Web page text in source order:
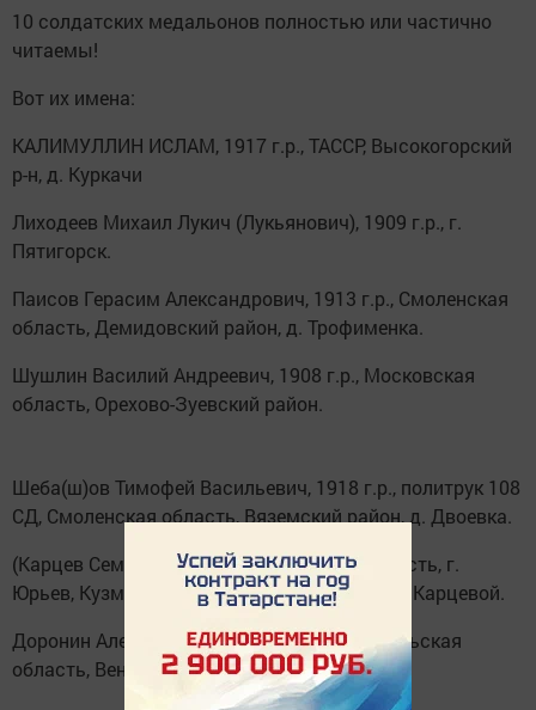
10 солдатских медальонов полностью или частично
читаемы!
Вот их имена:
КАЛИМУЛЛИН ИСЛАМ, 1917 г.р., ТАССР, Высокогорский
р-н, д. Куркачи
Лиходеев Михаил Лукич (Лукьянович), 1909 г.р., г.
Пятигорск.
Паисов Герасим Александрович, 1913 г.р., Смоленская
область, Демидовский район, д. Трофименка.
Шушлин Василий Андреевич, 1908 г.р., Московская
область, Орехово-Зуевский район.
Шеба(ш)ов Тимофей Васильевич, 1918 г.р., политрук 108
СД, Смоленская область, Вяземский район, д. Двоевка.
(Карцев Семен Петрович), Ивановская область, г.
Юрьев, Кузмановский с/с, с. Дан(иловское), Карцевой.
Доронин Александр Павлович, 1919 г.р., Тульская
область, Веневский район, д. Баково.